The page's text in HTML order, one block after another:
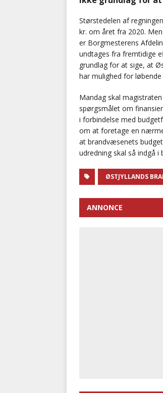
Størstedelen af
kr. om året fra 2020.
er Borgmesterens
undtages fra fremtidige
grundlag for at sige, at
har mulighed for
Mandag skal
spørgsmålet om
i forbindelse med
om at foretage en
at brandvæsenets
udredning skal så indgå
ØSTJYLLANDS
ANNONCE